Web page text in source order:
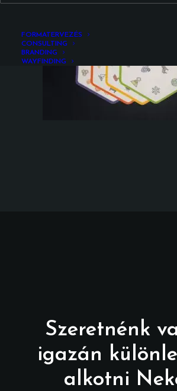
FORMATERVEZÉS
CONSULTING
BRANDING
WAYFINDING
Szeretnénk
igazán
alkotni